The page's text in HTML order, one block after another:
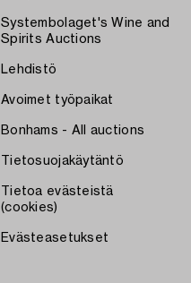
Systembolaget's Wine and
Spirits Auctions
Lehdistö
Avoimet työpaikat
Bonhams - All auctions
Tietosuojakäytäntö
Tietoa evästeistä
(cookies)
Evästeasetukset